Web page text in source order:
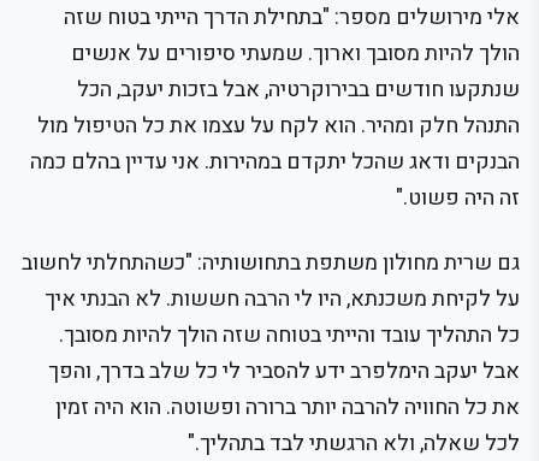
אלי מירושלים מספר: "בתחילת הדרך הייתי בטוח שזה
הולך להיות מסובך וארוך. שמעתי סיפורים על אנשים
שנתקעו חודשים בבירוקרטיה, אבל בזכות יעקב, הכל
התנהל חלק ומהיר. הוא לקח על עצמו את כל הטיפול מול
הבנקים ודאג שהכל יתקדם במהירות. אני עדיין בהלם כמה
זה היה פשוט."
גם שרית מחולון משתפת בתחושותיה: "כשהתחלתי לחשוב
על לקיחת משכנתא, היו לי הרבה חששות. לא הבנתי איך
כל התהליך עובד והייתי בטוחה שזה הולך להיות מסובך.
אבל יעקב הימלפרב ידע להסביר לי כל שלב בדרך, והפך
את כל החוויה להרבה יותר ברורה ופשוטה. הוא היה זמין
לכל שאלה, ולא הרגשתי לבד בתהליך."